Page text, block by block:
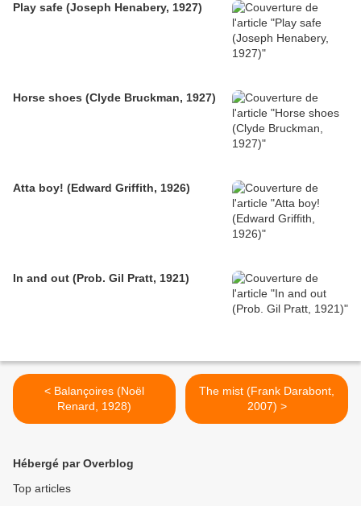
Play safe (Joseph Henabery, 1927)
Horse shoes (Clyde Bruckman, 1927)
Atta boy! (Edward Griffith, 1926)
In and out (Prob. Gil Pratt, 1921)
< Balançoires (Noël
Renard, 1928)
The mist (Frank Darabont,
2007) >
Hébergé par Overblog
Top articles